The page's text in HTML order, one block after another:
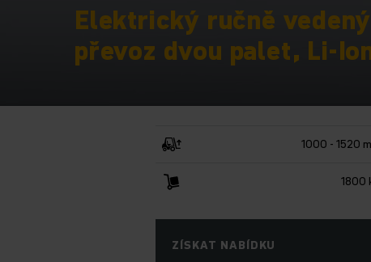
Elektrický ručně
převoz dvou palet, Li-
1000 - 1520
1800
ZÍSKAT NABÍDKU